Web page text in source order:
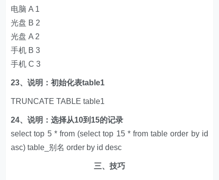
电脑 A 1
光盘 B 2
光盘 A 2
手机 B 3
手机 C 3
23、说明：初始化表table1
TRUNCATE TABLE table1
24、说明：选择从10到15的记录
select top 5 * from (select top 15 * from table order by id
asc) table_别名 order by id desc
三、技巧